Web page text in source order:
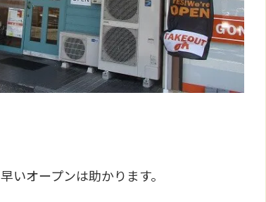
早いオープンは助かります。